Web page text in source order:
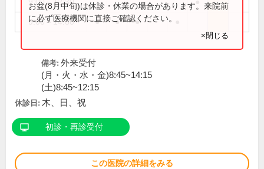
9:00～14:30 ● ● ●
お盆(8月中旬)は休診・休業の場合があります。来院前
に必ず医療機関に直接ご確認ください。
×閉じる
備考: 外来受付
(月・火・水・金)8:45~14:15
(土)8:45~12:15
休診日: 木、日、祝
初診・再診受付
この医院の詳細をみる